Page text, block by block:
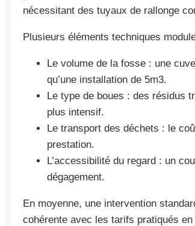
nécessitant des tuyaux de rallonge
Plusieurs éléments techniques
Le volume de la fosse : une
qu’une installation de 5m3.
Le type de boues : des résidus
plus intensif.
Le transport des déchets : le
prestation.
L’accessibilité du regard : un
dégagement.
En moyenne, une intervention
cohérente avec les tarifs pratiqués